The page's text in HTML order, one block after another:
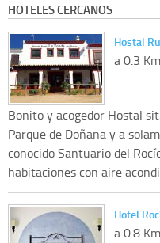
HOTELES CERCANOS
Hostal
a 0.3 Km
Bonito y acogedor Hostal
Parque de Doñana y a
conocido Santuario del
habitaciones con aire
Hotel
a 0.8 Km